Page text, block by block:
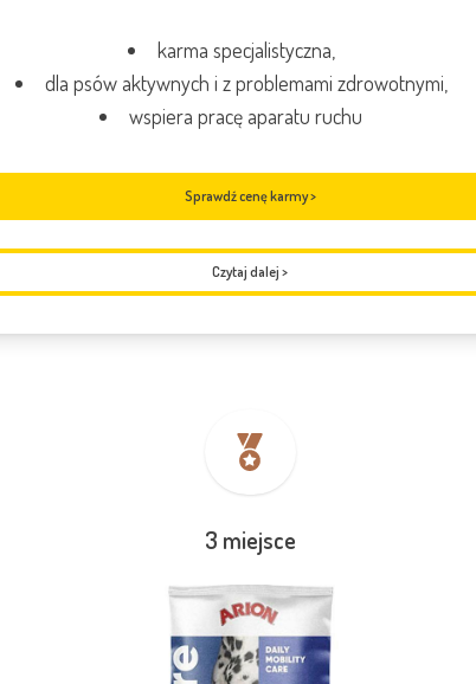
karma specjalistyczna,
dla psów aktywnych i z problemami zdrowotnymi,
wspiera pracę aparatu ruchu
Sprawdź cenę karmy >
Czytaj dalej >
3 miejsce